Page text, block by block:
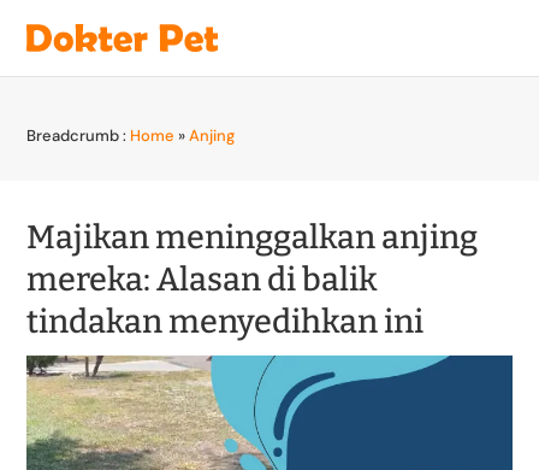
Breadcrumb : Home »Anjing
Majikan meninggalkan anjing
mereka: Alasan di balik
tindakan menyedihkan ini